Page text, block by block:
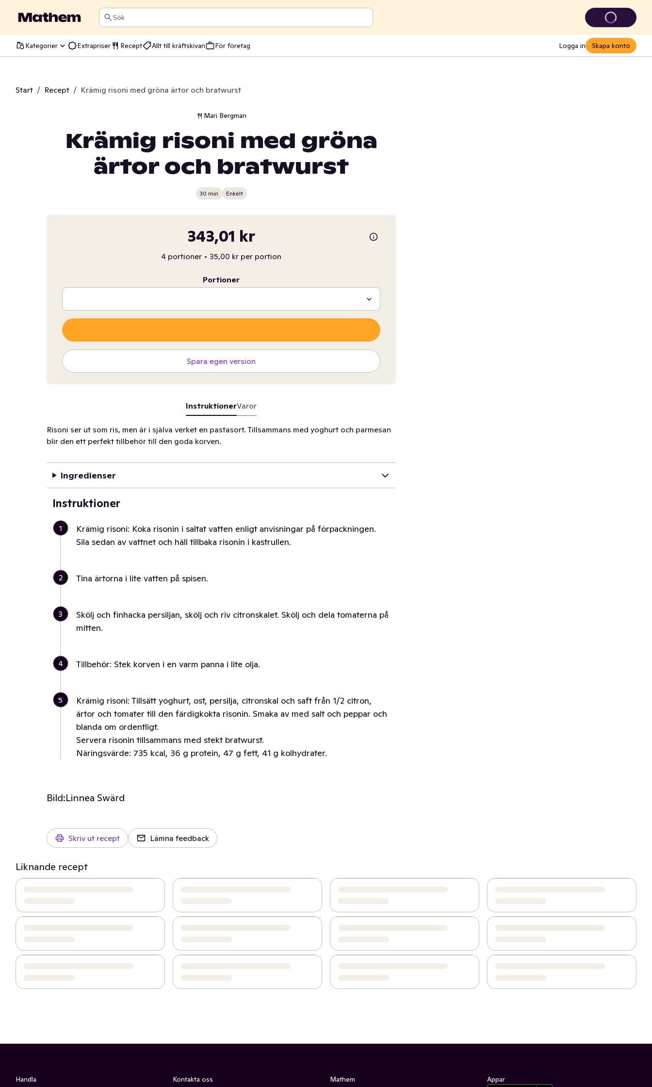
Sök
Kategorier Extrapriser Recept Allt till kräftskivan För företag Logga in Skapa konto
Start / Recept / Krämig risoni med gröna ärtor och bratwurst
Mari Bergman
Krämig risoni med gröna
ärtor och bratwurst
30 min Enkelt
343,01 kr
4 portioner • 35,00 kr per portion
Portioner
Spara egen version
InstruktionerVaror
Risoni ser ut som ris, men är i själva verket en pastasort. Tillsammans med yoghurt och parmesan
blir den ett perfekt tillbehör till den goda korven.
Ingredienser
Instruktioner
1
Krämig risoni: Koka risonin i saltat vatten enligt anvisningar på förpackningen.
Sila sedan av vattnet och häll tillbaka risonin i kastrullen.
2 Tina ärtorna i lite vatten på spisen.
3
Skölj och finhacka persiljan, skölj och riv citronskalet. Skölj och dela tomaterna på
mitten.
4 Tillbehör: Stek korven i en varm panna i lite olja.
5
Krämig risoni: Tillsätt yoghurt, ost, persilja, citronskal och saft från 1/2 citron,
ärtor och tomater till den färdigkokta risonin. Smaka av med salt och peppar och
blanda om ordentligt.
Servera risonin tillsammans med stekt bratwurst.
Näringsvärde: 735 kcal, 36 g protein, 47 g fett, 41 g kolhydrater.
Bild:Linnea Swärd
Skriv ut recept Lämna feedback
Liknande recept
Handla Kontakta oss Mathem Appar